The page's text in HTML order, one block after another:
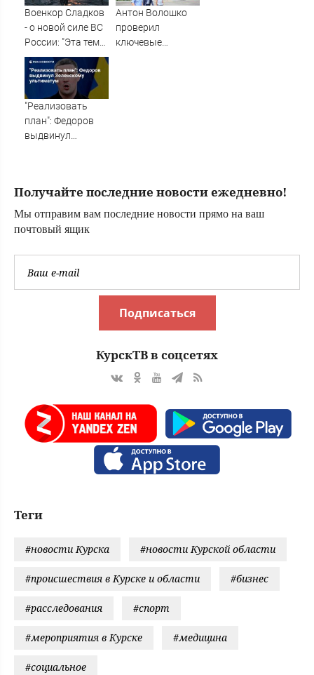
Военкор Сладков
- о новой силе ВС
России: "Эта тема
очень пугает
украинское
военное
командование"
Антон Волошко
проверил
ключевые
"Реализовать
план": Федоров
выдвинул
Получайте последние новости ежедневно!
Мы отправим вам последние новости прямо на ваш
почтовый ящик
Подписаться
КурскТВ в соцсетях
Теги
#новости Курска #новости Курской области
#происшествия в Курске и области #бизнес
#расследования #спорт
#мероприятия в Курске #медицина
#социальное